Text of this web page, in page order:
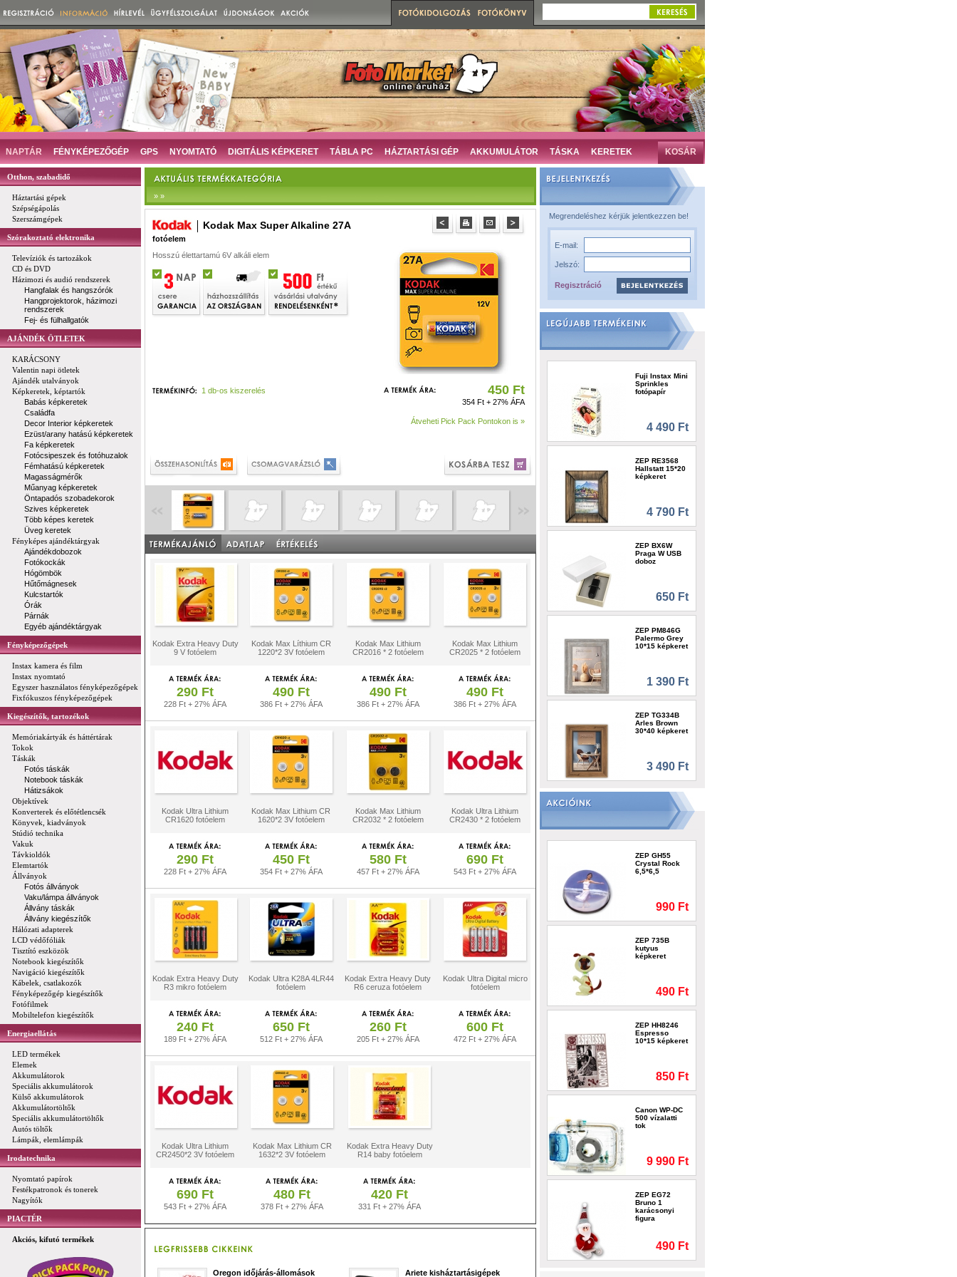
NAPTÁR FÉNYKÉPEZŐGÉP GPS NYOMTATÓ DIGITÁLIS KÉPKERET TÁBLA PC HÁZTARTÁSI GÉP AKKUMULÁTOR TÁSKA KERETEK KOSÁR
Otthon, szabadidő
Háztartási gépek
Szépségápolás
Szerszámgépek
Szórakoztató elektronika
Televíziók és tartozákok
CD és DVD
Házimozi és audió rendszerek
Hangfalak és hangszórók
Hangprojektorok, házimozi
rendszerek
Fej- és fülhallgatók
AJÁNDÉK ÖTLETEK
KARÁCSONY
Valentin napi ötletek
Ajándék utalványok
Képkeretek, képtartók
Babás képkeretek
Családfa
Decor Interior képkeretek
Ezüst/arany hatású képkeretek
Fa képkeretek
Fotócsipeszek és fotóhuzalok
Fémhatású képkeretek
Magasságmérők
Műanyag képkeretek
Öntapadós szobadekorok
Szives képkeretek
Több képes keretek
Üveg keretek
Fényképes ajándéktárgyak
Ajándékdobozok
Fotókockák
Hógömbök
Hűtőmágnesek
Kulcstartók
Órák
Párnák
Egyéb ajándéktárgyak
Fényképezőgépek
Instax kamera és film
Instax nyomtató
Egyszer használatos fényképezőgépek
Fixfókuszos fényképezőgépek
Kiegészítők, tartozékok
Memóriakártyák és háttértárak
Tokok
Táskák
Fotós táskák
Notebook táskák
Hátizsákok
Objektívek
Konverterek és előtétlencsék
Könyvek, kiadványok
Stúdió technika
Vakuk
Távkioldók
Elemtartók
Állványok
Fotós állványok
Vaku/lámpa állványok
Állvány táskák
Állvány kiegészítők
Hálózati adapterek
LCD védőfóliák
Tisztító eszközök
Notebook kiegészítők
Navigáció kiegészítők
Kábelek, csatlakozók
Fényképezőgép kiegészítők
Fotófilmek
Mobiltelefon kiegészítők
Energiaellátás
LED termékek
Elemek
Akkumulátorok
Speciális akkumulátorok
Külső akkumulátorok
Akkumulátortöltők
Speciális akkumulátortöltők
Autós töltők
Lámpák, elemlámpák
Irodatechnika
Nyomtató papírok
Festékpatronok és tonerek
Nagyítók
PIACTÉR
Akciós, kifutó termékek
» »
Kodak Max Super Alkaline 27A
fotóelem
Hosszú élettartamú 6V alkáli elem
1 db-os kiszerelés 450 Ft
354 Ft + 27% ÁFA
Átveheti Pick Pack Pontokon is »
Kodak Extra Heavy Duty
9 V fotóelem
Kodak Max Líthium CR
1220*2 3V fotóelem
Kodak Max Lithium
CR2016 * 2 fotóelem
Kodak Max Lithium
CR2025 * 2 fotóelem
290 Ft
228 Ft + 27% ÁFA
490 Ft
386 Ft + 27% ÁFA
490 Ft
386 Ft + 27% ÁFA
490 Ft
386 Ft + 27% ÁFA
Kodak Ultra Lithium
CR1620 fotóelem
Kodak Max Lithium CR
1620*2 3V fotóelem
Kodak Max Lithium
CR2032 * 2 fotóelem
Kodak Ultra Lithium
CR2430 * 2 fotóelem
290 Ft
228 Ft + 27% ÁFA
450 Ft
354 Ft + 27% ÁFA
580 Ft
457 Ft + 27% ÁFA
690 Ft
543 Ft + 27% ÁFA
Kodak Extra Heavy Duty
R3 mikro fotóelem
Kodak Ultra K28A 4LR44
fotóelem
Kodak Extra Heavy Duty
R6 ceruza fotóelem
Kodak Ultra Digital micro
fotóelem
240 Ft
189 Ft + 27% ÁFA
650 Ft
512 Ft + 27% ÁFA
260 Ft
205 Ft + 27% ÁFA
600 Ft
472 Ft + 27% ÁFA
Kodak Ultra Lithium
CR2450*2 3V fotóelem
Kodak Max Lithium CR
1632*2 3V fotóelem
Kodak Extra Heavy Duty
R14 baby fotóelem
690 Ft
543 Ft + 27% ÁFA
480 Ft
378 Ft + 27% ÁFA
420 Ft
331 Ft + 27% ÁFA
Oregon időjárás-állomások Ariete kisháztartásigépek
Megrendeléshez kérjük jelentkezzen be!
E-mail:
Jelszó:
Regisztráció
Fuji Instax Mini
Sprinkles
fotópapír
4 490 Ft
ZEP RE3568
Hallstatt 15*20
képkeret
4 790 Ft
ZEP BX6W
Praga W USB
doboz
650 Ft
ZEP PM846G
Palermo Grey
10*15 képkeret
1 390 Ft
ZEP TG334B
Arles Brown
30*40 képkeret
3 490 Ft
ZEP GH55
Crystal Rock
6,5*6,5
990 Ft
ZEP 735B
kutyus
képkeret
490 Ft
ZEP HH8246
Espresso
10*15 képkeret
850 Ft
Canon WP-DC
500 vízalatti
tok
9 990 Ft
ZEP EG72
Bruno 1
karácsonyi
figura
490 Ft